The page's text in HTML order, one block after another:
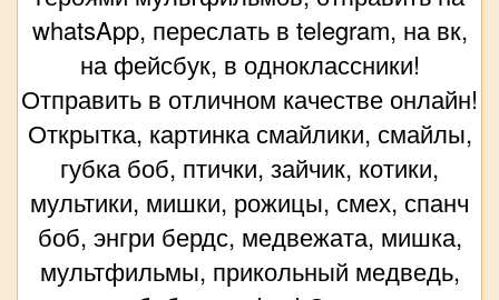
whatsApp, переслать в telegram, на вк,
на фейсбук, в одноклассники!
Отправить в отличном качестве онлайн!
Открытка, картинка смайлики, смайлы,
губка боб, птички, зайчик, котики,
мультики, мишки, рожицы, смех, спанч
боб, энгри бердс, медвежата, мишка,
мультфильмы, прикольный медведь,